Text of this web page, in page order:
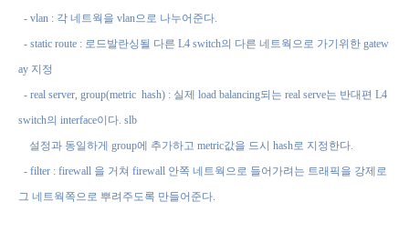
- vlan : 각 네트웍을 vlan으로 나누어준다.
- static route : 로드발란싱될 다른 L4 switch의 다른 네트웍으로 가기위한 gatew
ay 지정
- real server, group(metric hash) : 실제 load balancing되는 real serve는 반대편 L4
switch의 interface이다. slb
설정과 동일하게 group에 추가하고 metric값을 드시 hash로 지정한다.
- filter : firewall 을 거쳐 firewall 안쪽 네트웍으로 들어가려는 트래픽을 강제로
그 네 트웍쪽으로 뿌려주도록 만들어준다.